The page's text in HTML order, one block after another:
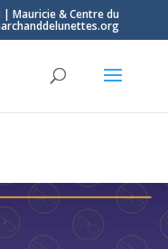
Mauricie & Centre du